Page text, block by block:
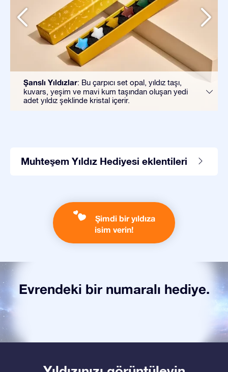
Şanslı Yıldızlar: Bu çarpıcı set opal, yıldız taşı,
kuvars, yeşim ve mavi kum taşından oluşan yedi
adet yıldız şeklinde kristal içerir.
Muhteşem Yıldız Hediyesi eklentileri
Şimdi bir yıldıza
isim verin!
Evrendeki bir numaralı hediye.